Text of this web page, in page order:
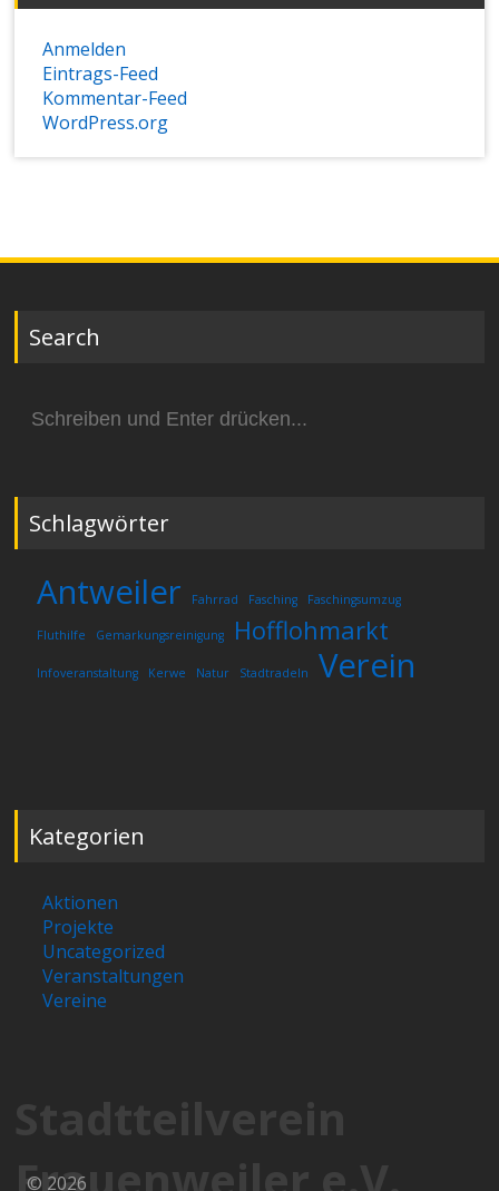
Anmelden
Eintrags-Feed
Kommentar-Feed
WordPress.org
Search
nach:
Schlagwörter
Antweiler Fahrrad Fasching Faschingsumzug
Fluthilfe Gemarkungsreinigung Hofflohmarkt
Infoveranstaltung Kerwe Natur Stadtradeln Verein
Kategorien
Aktionen
Projekte
Uncategorized
Veranstaltungen
Vereine
Stadtteilverein
© 2026